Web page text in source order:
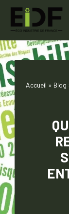
Aller
contenu
Accueil » Blog